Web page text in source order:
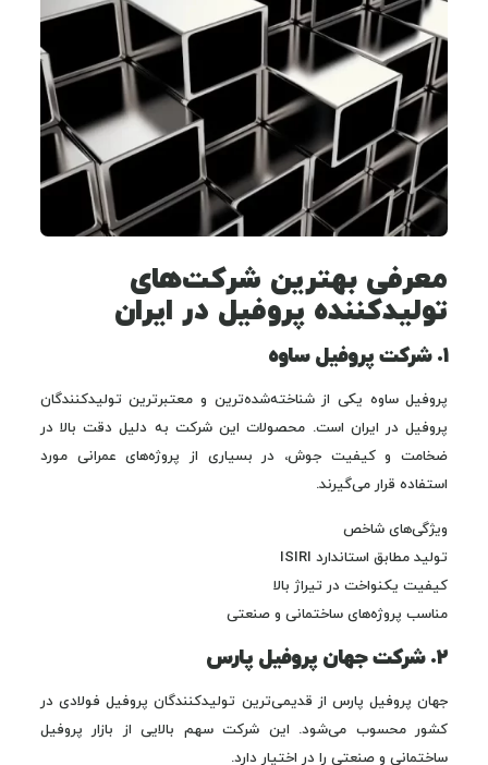
معرفی بهترین شرکت‌های
تولیدکننده پروفیل در ایران
۱. شرکت پروفیل ساوه
پروفیل ساوه یکی از شناخته‌شده‌ترین و معتبرترین تولیدکنندگان
پروفیل در ایران است. محصولات این شرکت به دلیل دقت بالا در
ضخامت و کیفیت جوش، در بسیاری از پروژه‌های عمرانی مورد
استفاده قرار می‌گیرند.
ویژگی‌های شاخص
تولید مطابق استاندارد ISIRI
کیفیت یکنواخت در تیراژ بالا
مناسب پروژه‌های ساختمانی و صنعتی
۲. شرکت جهان پروفیل پارس
جهان پروفیل پارس از قدیمی‌ترین تولیدکنندگان پروفیل فولادی در
کشور محسوب می‌شود. این شرکت سهم بالایی از بازار پروفیل
ساختمانی و صنعتی را در اختیار دارد.